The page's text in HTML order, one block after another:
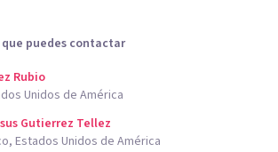
que puedes contactar
Rubio
Unidos de América
Gutierrez Tellez
Estados Unidos de América